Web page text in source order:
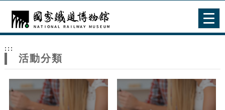
網
站
主
題
:::
活動分類